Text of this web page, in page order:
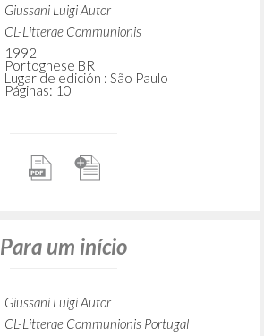
Giussani Luigi Autor
CL-Litterae Communionis
1992
Portoghese BR
Lugar de edición : São Paulo
Páginas: 10
Para um início
Giussani Luigi Autor
CL-Litterae Communionis Portugal